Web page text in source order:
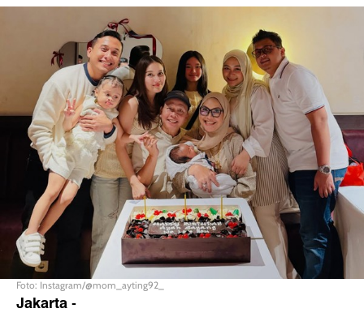
Foto: Instagram/@mom_ayting92_
Jakarta-